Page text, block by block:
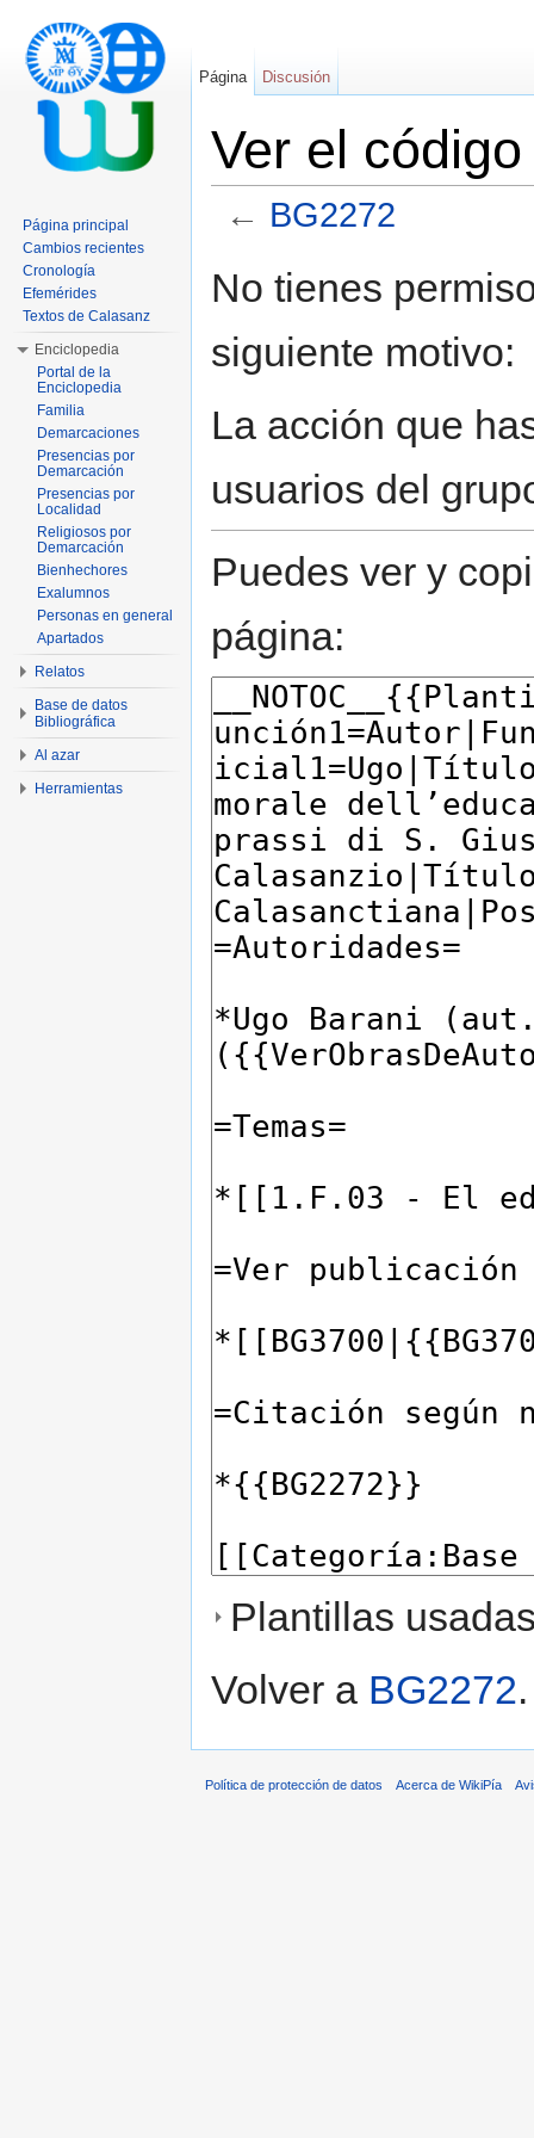
Ver el
← BG2272
No tienes
siguiente motivo:
La acción que
usuarios del
Puedes ver y
página:
Plantillas
Volver a BG2272.
Página Discusión
Página principal
Cambios recientes
Cronología
Efemérides
Textos de Calasanz
Enciclopedia
Portal de la
Enciclopedia
Familia
Demarcaciones
Presencias por
Demarcación
Presencias por
Localidad
Religiosos por
Demarcación
Bienhechores
Exalumnos
Personas en general
Apartados
Relatos
Base de datos
Bibliográfica
Al azar
Herramientas
Política de protección de datos Acerca de WikiPía